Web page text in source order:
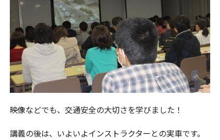
映像などでも、交通安全の大切さを学びました！
講義の後は、いよいよインストラクターとの実車です。